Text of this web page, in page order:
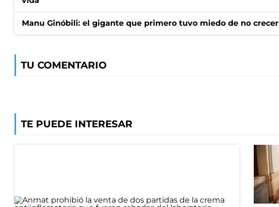
Manu Ginóbili: el gigante que primero tuvo miedo de no crecer
TU COMENTARIO
TE PUEDE INTERESAR